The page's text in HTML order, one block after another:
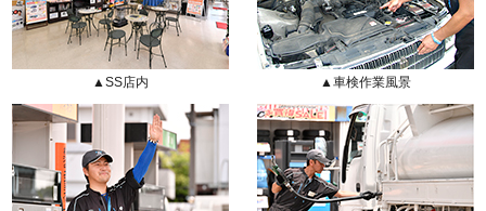
▲SS店内 ▲車検作業風景